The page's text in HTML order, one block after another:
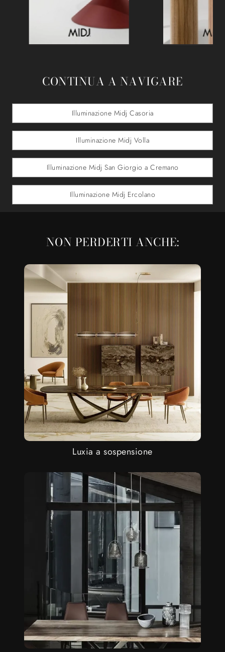
CONTINUA A NAVIGARE
Illuminazione Midj Casoria
Illuminazione Midj Volla
Illuminazione Midj San Giorgio a Cremano
Illuminazione Midj Ercolano
NON PERDERTI ANCHE:
Luxia a sospensione